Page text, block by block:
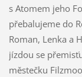
s Atomem jeho
přebalujeme do
Roman, Lenka a
jízdou se
městečku